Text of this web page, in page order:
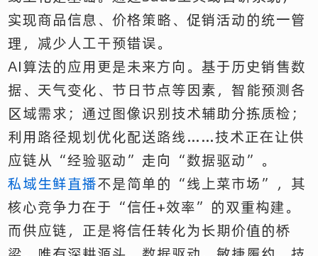
实现商品信息、价格策略、促销活动的统一管
理，减少人工干预错误。
AI算法的应用更是未来方向。基于历史销售数
据、天气变化、节日节点等因素，智能预测各
区域需求；通过图像识别技术辅助分拣质检；
利用路径规划优化配送路线……技术正在让供
应链从“经验驱动”走向“数据驱动”。
私域生鲜直播不是简单的“线上菜市场”，其
核心竞争力在于“信任+效率”的双重构建。
而供应链，正是将信任转化为长期价值的桥